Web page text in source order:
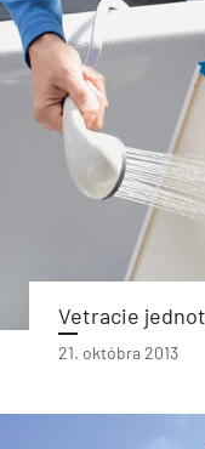
Vetracie
21. októbra 2013